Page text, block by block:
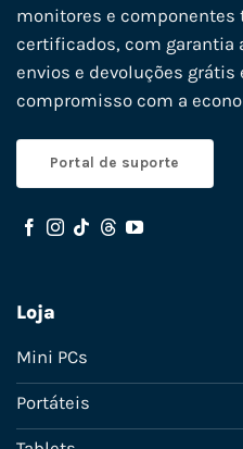
monitores e componentes
certificados, com garantia
envios e devoluções grátis
compromisso com a
Portal de suporte
Loja
Mini PCs
Portáteis